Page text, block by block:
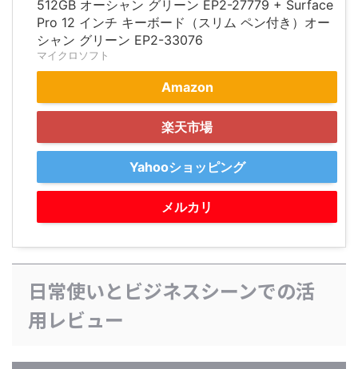
512GB オーシャン グリーン EP2-27779 + Surface
Pro 12 インチ キーボード（スリム ペン付き）オー
シャン グリーン EP2-33076
マイクロソフト
Amazon
楽天市場
Yahooショッピング
メルカリ
日常使いとビジネスシーンでの活
用レビュー